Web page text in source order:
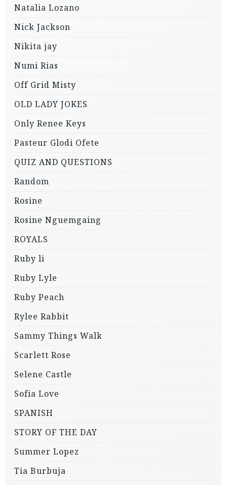
Natalia Lozano
Nick Jackson
Nikita jay
Numi Rias
Off Grid Misty
OLD LADY JOKES
Only Renee Keys
Pasteur Glodi Ofete
QUIZ AND QUESTIONS
Random
Rosine
Rosine Nguemgaing
ROYALS
Ruby li
Ruby Lyle
Ruby Peach
Rylee Rabbit
Sammy Things Walk
Scarlett Rose
Selene Castle
Sofia Love
SPANISH
STORY OF THE DAY
Summer Lopez
Tia Burbuja